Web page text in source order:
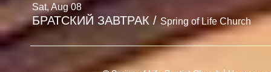
Sat, Aug 08
БРАТСКИЙ ЗАВТРАК / Spring of Life Church